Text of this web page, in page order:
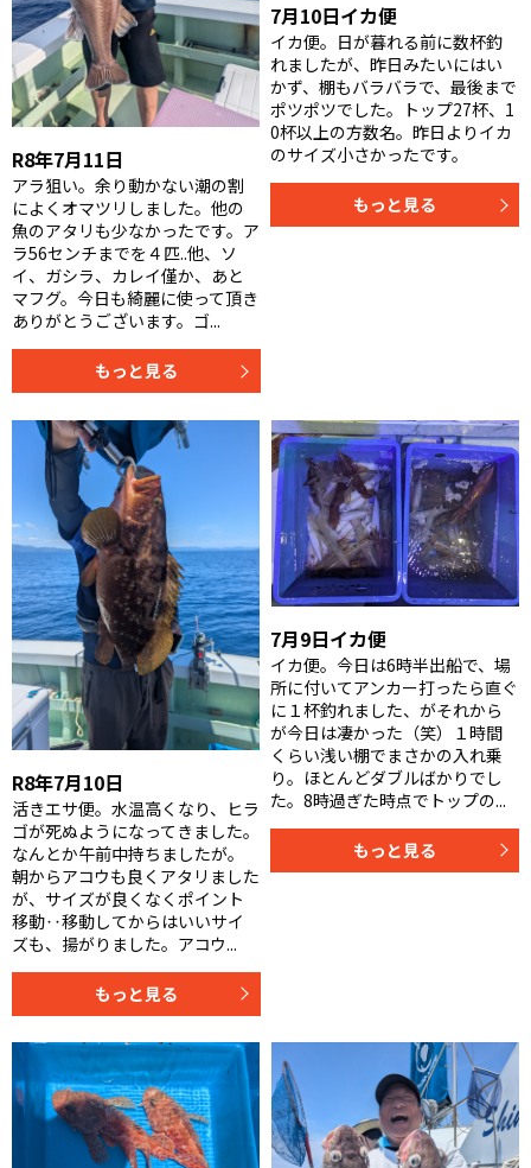
R8年7月11日
アラ狙い。余り動かない潮の割
によくオマツリしました。他の
魚のアタリも少なかったです。ア
ラ56センチまでを４匹..他、ソ
イ、ガシラ、カレイ僅か、あと
マフグ。今日も綺麗に使って頂き
ありがとうございます。ゴ...
もっと見る
7月10日イカ便
イカ便。日が暮れる前に数杯釣
れましたが、昨日みたいにはい
かず、棚もバラバラで、最後まで
ポツポツでした。トップ27杯、1
0杯以上の方数名。昨日よりイカ
のサイズ小さかったです。
もっと見る
R8年7月10日
活きエサ便。水温高くなり、ヒラ
ゴが死ぬようになってきました。
なんとか午前中持ちましたが。
朝からアコウも良くアタリました
が、サイズが良くなくポイント
移動‥移動してからはいいサイ
ズも、揚がりました。アコウ...
もっと見る
7月9日イカ便
イカ便。今日は6時半出船で、場
所に付いてアンカー打ったら直ぐ
に１杯釣れました、がそれから
が今日は凄かった（笑）１時間
くらい浅い棚でまさかの入れ乗
り。ほとんどダブルばかりでし
た。8時過ぎた時点でトップの...
もっと見る